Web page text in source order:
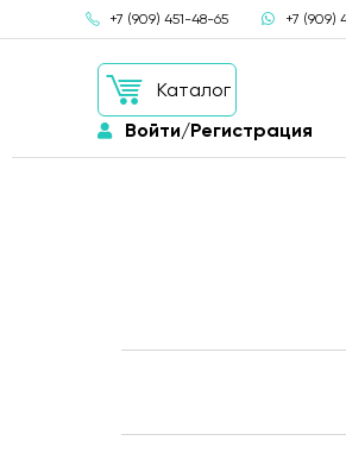
+7 (909) 451-48-65 +7 (909)
Каталог
Войти/Регистрация